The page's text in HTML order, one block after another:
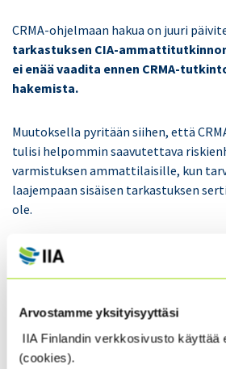
Arvostamme yksityisyyttäsi
IIA Finlandin verkkosivusto käyttää
(cookies).
CRMA-ohjelmaan hakua on juuri
tarkastuksen CIA-
ei enää vaadita ennen CRMA-
hakemista.
Muutoksella pyritään siihen, että
tulisi helpommin saavutettava
varmistuksen ammattilaisille, kun
laajempaan sisäisen tarkastuksen
ole.
Tämän odotetaan monipuolistavan
MIKÄ ON CRMA-TUTKINTO?